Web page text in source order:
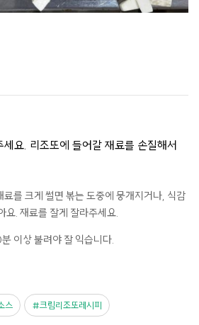
요. 리조또에 들어갈 재료를 손질해서
료를 크게 썰면 볶는 도중에 뭉개지거나, 식감
요. 재료를 잘게 잘라주세요.
이상 불려야 잘 익습니다.
스 크림리조또레시피